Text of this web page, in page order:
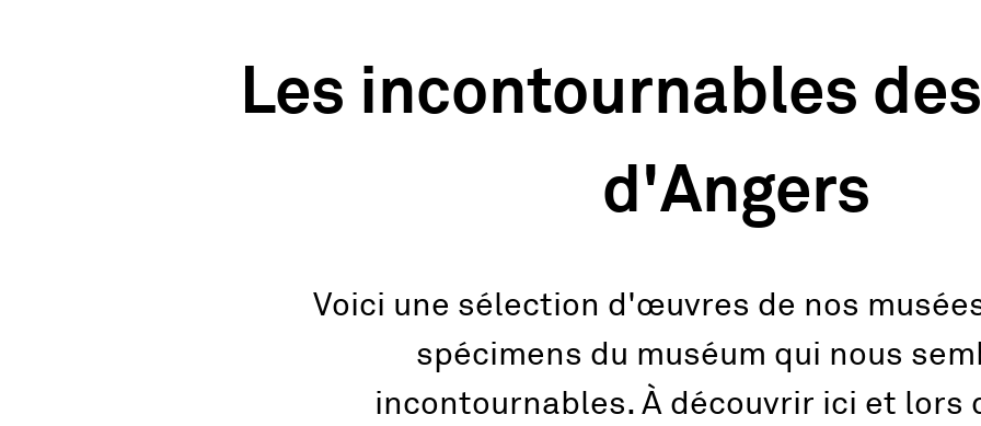
Les incontournables
d'Angers
Voici une sélection d'œuvres de nos
spécimens du muséum qui nous
incontournables. À découvrir ici et lors